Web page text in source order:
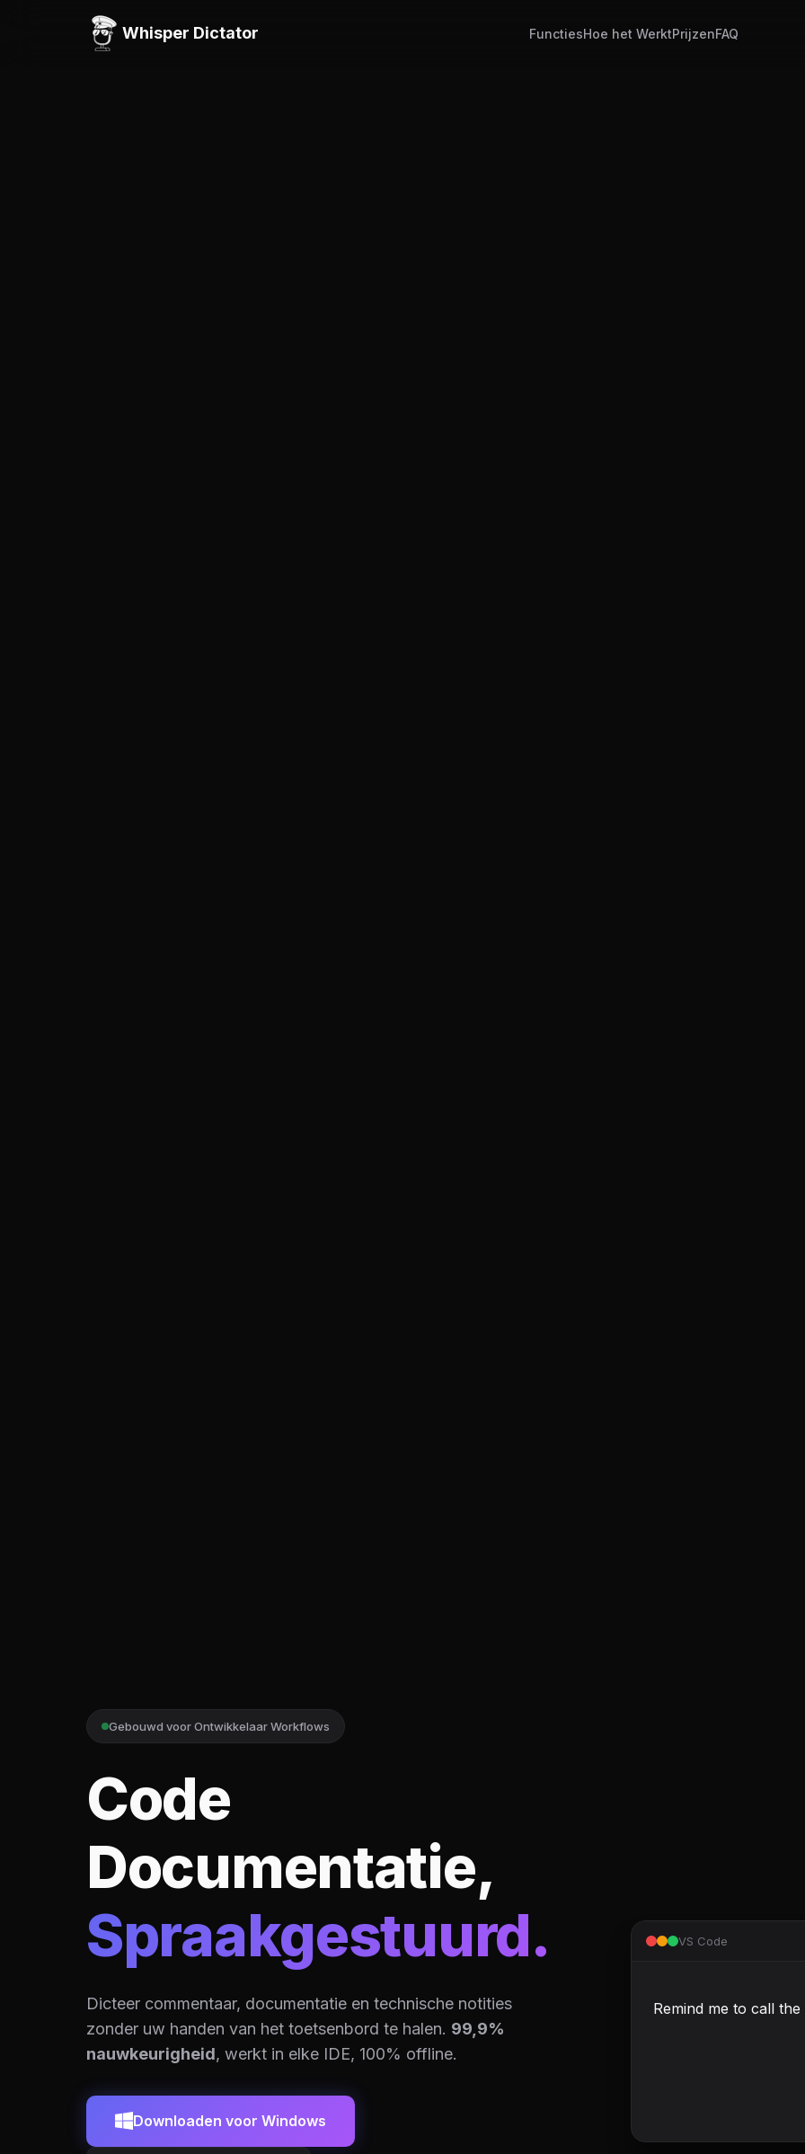
Whisper Dictator FunctiesHoe het WerktPrijzenFAQ
Gebouwd voor Ontwikkelaar Workflows
Code
Documentatie,
Spraakgestuurd.
Dicteer commentaar, documentatie en technische notities
zonder uw handen van het toetsenbord te halen. 99,9%
nauwkeurigheid, werkt in elke IDE, 100% offline.
Downloaden voor Windows
VS Code
Remind me to call the